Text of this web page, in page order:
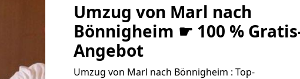
Umzug von Marl nach
Bönnigheim ☛ 100 %
Angebot
Umzug von Marl nach Bönnigheim : Top-